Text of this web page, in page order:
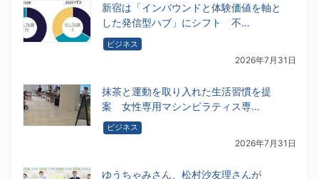
新宿は「インバウンドと体験価値を軸と
した発信型ハブ」にシフト 不…
ビジネス
2026年7月31日
抹茶と運動を取り入れた生活習慣を提
案 女性専用マシンピラティス専…
ビジネス
2026年7月31日
ゆうちゃみさん、松村沙友理さんが